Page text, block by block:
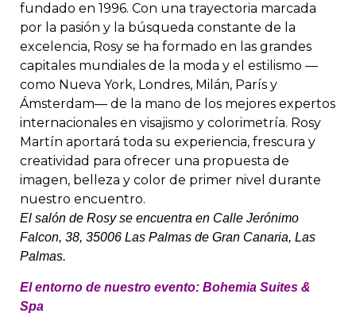
fundado en 1996. Con una trayectoria marcada
por la pasión y la búsqueda constante de la
excelencia, Rosy se ha formado en las grandes
capitales mundiales de la moda y el estilismo —
como Nueva York, Londres, Milán, París y
Ámsterdam— de la mano de los mejores expertos
internacionales en visajismo y colorimetría. Rosy
Martín aportará toda su experiencia, frescura y
creatividad para ofrecer una propuesta de
imagen, belleza y color de primer nivel durante
nuestro encuentro.
El salón de Rosy se encuentra en Calle Jerónimo
Falcon, 38, 35006 Las Palmas de Gran Canaria, Las
Palmas.
El entorno de nuestro evento: Bohemia Suites &
Spa